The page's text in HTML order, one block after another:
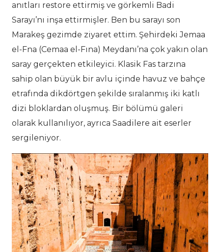
anıtları restore ettirmiş ve görkemli Badi
Sarayı’nı inşa ettirmişler. Ben bu sarayı son
Marakeş gezimde ziyaret ettim. Şehirdeki Jemaa
el-Fna (Cemaa el-Fına) Meydanı’na çok yakın olan
saray gerçekten etkileyici. Klasik Fas tarzına
sahip olan büyük bir avlu içinde havuz ve bahçe
etrafında dikdörtgen şekilde sıralanmış iki katlı
dizi bloklardan oluşmuş. Bir bölümü galeri
olarak kullanılıyor, ayrıca Saadilere ait eserler
sergileniyor.